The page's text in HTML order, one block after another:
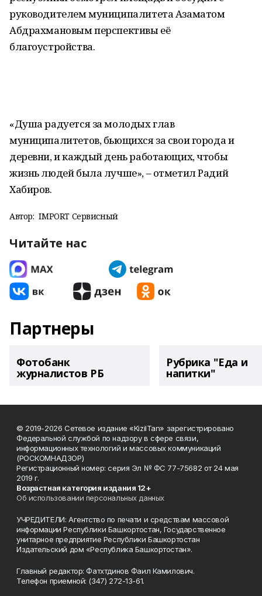
руководителем муниципалитета Азаматом
Абдрахмановым перспективы её
благоустройства.
«Душа радуется за молодых глав
муниципалитетов, бьющихся за свои города и
деревни, и каждый день работающих, чтобы
жизнь людей была лучше», – отметил Радий
Хабиров.
Автор: IMPORT Сервисный
Читайте нас
Партнеры
Фотобанк
журналистов РБ
Рубрика "Еда и
напитки"
© 2019-2026 Сетевое издание «KizilTan» зарегистрировано
Федеральной службой по надзору в сфере связи,
информационных технологий и массовых коммуникаций
(РОСКОМНАДЗОР)
Регистрационный номер: серия Эл № ФС 77-75682 от 24 мая
2019 г.
Возрастная категория издания 12+
Об использовании персональных данных
УЧРЕДИТЕЛИ: Агентство по печати и средствам массовой
информации Республики Башкортостан, Государственное
унитарное предприятие Республики Башкортостан
Издательский дом «Республика Башкортостан».
Главный редактор: Фатхтдинов Фаил Камилович.
Телефон приемной: (347) 272-13-61.